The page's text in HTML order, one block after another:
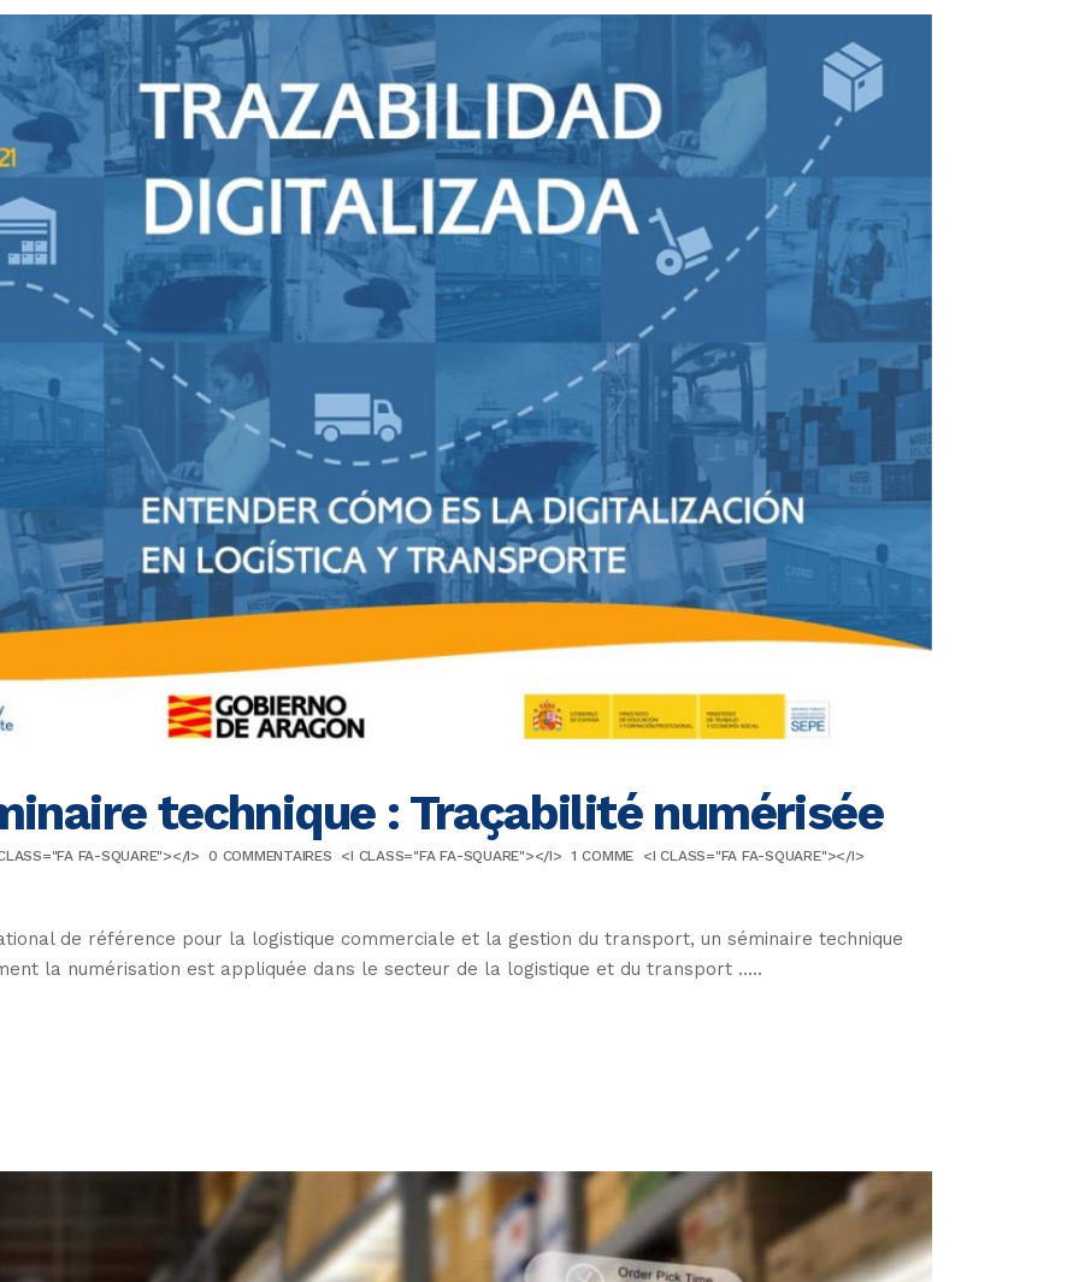
technique : Traçabilité numérisée
FA-SQUARE"></I> 0 COMMENTAIRES <I CLASS="FA FA-SQUARE"></I> 1 COMME <I CLASS="FA FA-SQUARE"></I>
de référence pour la logistique commerciale et la gestion du transport, un séminaire technique
la numérisation est appliquée dans le secteur de la logistique et du transport .....